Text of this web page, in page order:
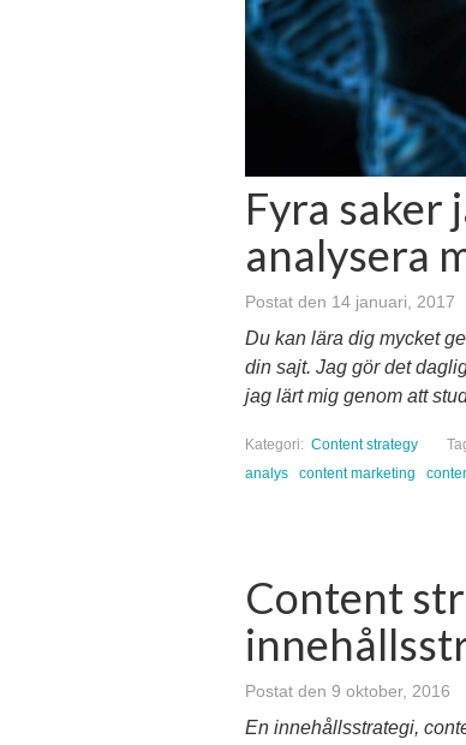
Fyra saker
analysera
Postat den 14 januari, 2017
Du kan lära dig mycket
din sajt. Jag gör det
jag lärt mig genom att
Kategori: Content strategy
analys
content marketing
Content
Postat den 9 oktober, 2016
En innehållsstrategi,